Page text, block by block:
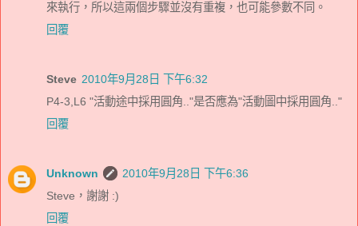
來執行，所以這兩個步驟並沒有重複，也可能參數不同。
回覆
Steve 2010年9月28日 下午6:32
P4-3,L6 "活動途中採用圓角.."是否應為"活動圖中採用圓角.."
回覆
Unknown
2010年9月28日 下午6:36
Steve，謝謝 :)
回覆